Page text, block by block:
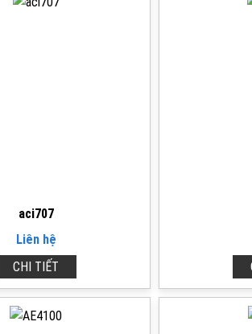
aci707
Liên hệ
CHI TIẾT